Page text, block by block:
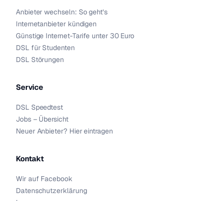
Anbieter wechseln: So geht’s
Internetanbieter kündigen
Günstige Internet-Tarife unter 30 Euro
DSL für Studenten
DSL Störungen
Service
DSL Speedtest
Jobs – Übersicht
Neuer Anbieter? Hier eintragen
Kontakt
Wir auf Facebook
Datenschutzerklärung